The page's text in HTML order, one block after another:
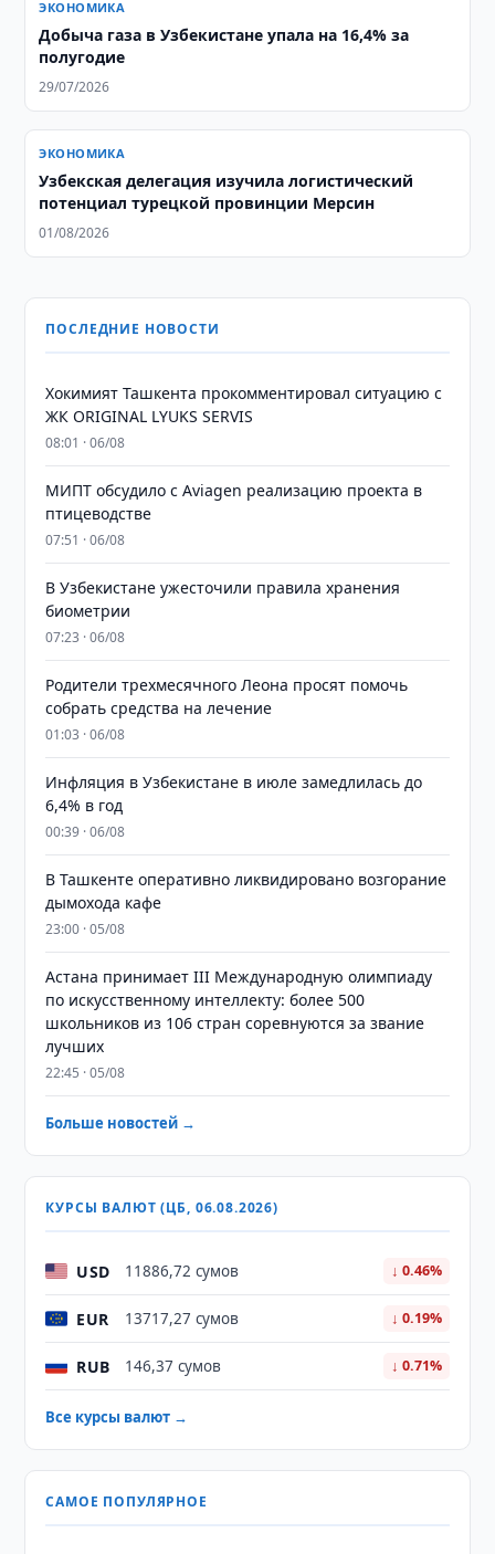
ЭКОНОМИКА
Добыча газа в Узбекистане упала на 16,4% за
полугодие
29/07/2026
ЭКОНОМИКА
Узбекская делегация изучила логистический
потенциал турецкой провинции Мерсин
01/08/2026
ПОСЛЕДНИЕ НОВОСТИ
Хокимият Ташкента прокомментировал ситуацию с
ЖК ORIGINAL LYUKS SERVIS
08:01 · 06/08
МИПТ обсудило с Aviagen реализацию проекта в
птицеводстве
07:51 · 06/08
В Узбекистане ужесточили правила хранения
биометрии
07:23 · 06/08
Родители трехмесячного Леона просят помочь
собрать средства на лечение
01:03 · 06/08
Инфляция в Узбекистане в июле замедлилась до
6,4% в год
00:39 · 06/08
В Ташкенте оперативно ликвидировано возгорание
дымохода кафе
23:00 · 05/08
Астана принимает III Международную олимпиаду
по искусственному интеллекту: более 500
школьников из 106 стран соревнуются за звание
лучших
22:45 · 05/08
Больше новостей →
КУРСЫ ВАЛЮТ (ЦБ, 06.08.2026)
USD 11886,72 сумов ↓ 0.46%
EUR 13717,27 сумов ↓ 0.19%
RUB 146,37 сумов ↓ 0.71%
Все курсы валют →
САМОЕ ПОПУЛЯРНОЕ